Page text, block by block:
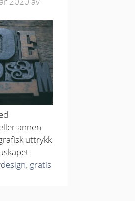
annen
uttrykk
Stikkord
design, gratis